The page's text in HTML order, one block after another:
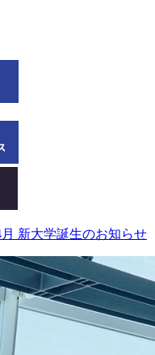
月 新大学誕生のお知らせ